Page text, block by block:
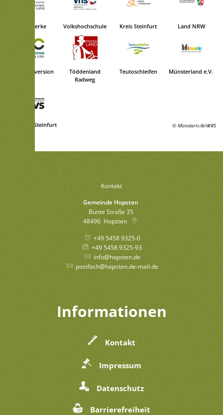
Stadtwerke Volkshochschule Kreis Steinfurt Land NRW
Kohlekonversion
Töddenland
Radweg
Teutoschleifen
© Münsterland e.V.
Münsterland e.V.
© WVS
WVS Kreis Steinfurt
Kontakt
Gemeinde Hopsten
Bunte Straße 35
48496 Hopsten
+49 5458 9325-0
+49 5458 9325-93
info@hopsten.de
postfach@hopsten.de-mail.de
Informationen
Kontakt
Impressum
Datenschutz
Barrierefreiheit